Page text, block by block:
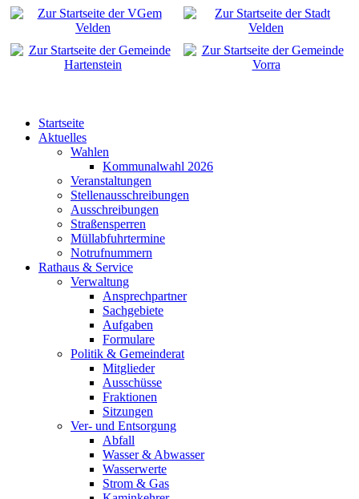
Startseite
Aktuelles
Wahlen
Kommunalwahl 2026
Veranstaltungen
Stellenausschreibungen
Ausschreibungen
Straßensperren
Müllabfuhrtermine
Notrufnummern
Rathaus & Service
Verwaltung
Ansprechpartner
Sachgebiete
Aufgaben
Formulare
Politik & Gemeinderat
Mitglieder
Ausschüsse
Fraktionen
Sitzungen
Ver- und Entsorgung
Abfall
Wasser & Abwasser
Wasserwerte
Strom & Gas